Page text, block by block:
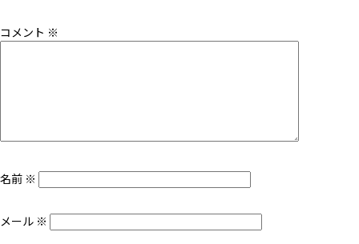
コメント ※
名前 ※
メール ※